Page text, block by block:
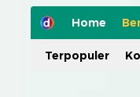
Home
Terpopuler